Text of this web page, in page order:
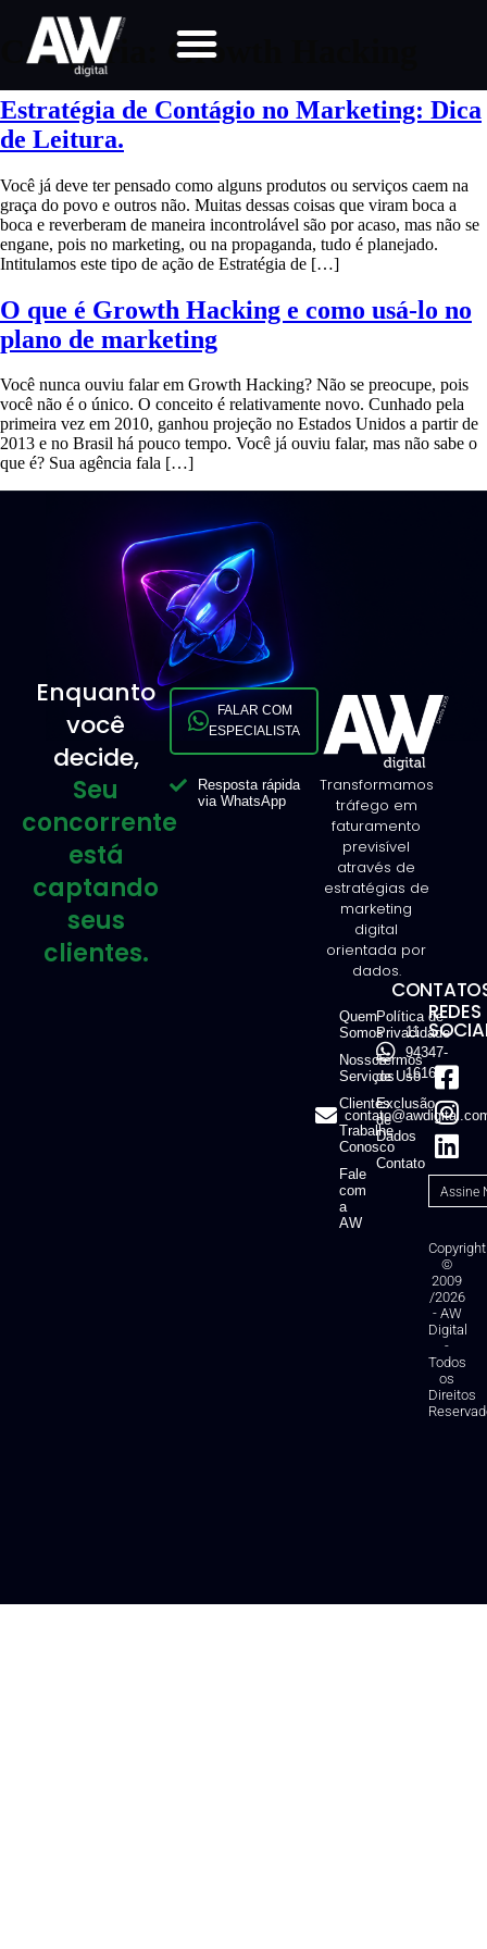
Categoria: Growth Hacking
Estratégia de Contágio no Marketing: Dica
de Leitura.
Você já deve ter pensado como alguns produtos ou serviços caem na
graça do povo e outros não. Muitas dessas coisas que viram boca a
boca e reverberam de maneira incontrolável são por acaso, mas não se
engane, pois no marketing, ou na propaganda, tudo é planejado.
Intitulamos este tipo de ação de Estratégia de […]
O que é Growth Hacking e como usá-lo no
plano de marketing
Você nunca ouviu falar em Growth Hacking? Não se preocupe, pois
você não é o único. O conceito é relativamente novo. Cunhado pela
primeira vez em 2010, ganhou projeção no Estados Unidos a partir de
2013 e no Brasil há pouco tempo. Você já ouviu falar, mas não sabe o
que é? Sua agência fala […]
Enquanto
você
decide,
Seu
concorrente
está
captando
seus
clientes.
FALAR COM
ESPECIALISTA
Resposta rápida
via WhatsApp
Transformamos
tráfego em
faturamento
previsível
através de
estratégias de
marketing
digital
orientada por
dados.
Quem
Somos
Nossos
Serviços
Clientes
Trabalhe
Conosco
Fale
com
a
AW
Política de
Privacidade
Termos
de Uso
Exclusão
de
Dados
Contato
11
94347-
1616
REDES
Copyright
©
2009
/2026
- AW
Digital
-
Todos
os
Direitos